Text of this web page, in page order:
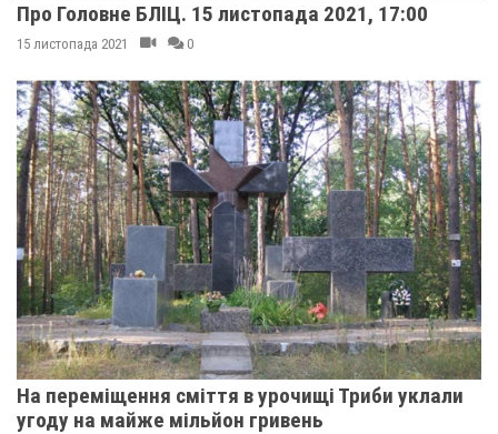
Про Головне БЛІЦ. 15 листопада 2021, 17:00
15 листопада 2021 0
На переміщення сміття в урочищі Триби уклали
угоду на майже мільйон гривень